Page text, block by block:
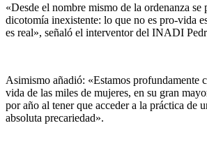
«Desde el nombre mismo de la ordenanza se
dicotomía inexistente: lo que no es pro-vida
es real», señaló el interventor del INADI
Asimismo añadió: «Estamos profundamente
vida de las miles de mujeres, en su gran
por año al tener que acceder a la práctica de
absoluta precariedad».